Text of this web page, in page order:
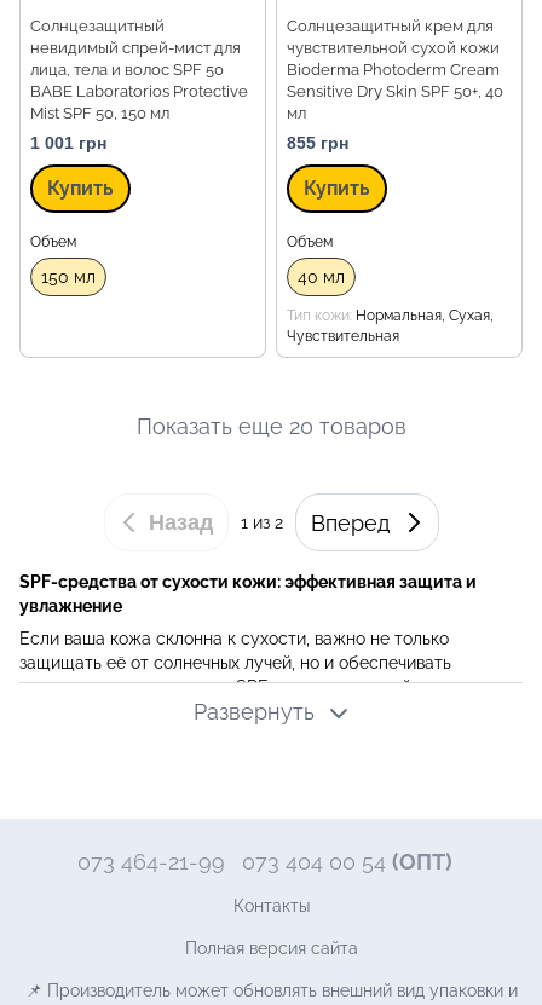
Солнцезащитный
невидимый спрей-мист для
лица, тела и волос SPF 50
BABE Laboratorios Protective
Mist SPF 50, 150 мл
1 001 грн
Купить
Объем
150 мл
Солнцезащитный крем для
чувствительной сухой кожи
Bioderma Photoderm Cream
Sensitive Dry Skin SPF 50+, 40
мл
855 грн
Купить
Объем
40 мл
Тип кожи Нормальная, Сухая,
Чувствительная
Показать еще 20 товаров
Назад 1 из 2 Вперед
SPF-средства от сухости кожи: эффективная защита и
увлажнение
Если ваша кожа склонна к сухости, важно не только
защищать её от солнечных лучей, но и обеспечивать
интенсивное увлажнение. SPF-кремы для сухой кожи
сочетают в себе надежную защиту от UV-излучения и
раздражение, снижая уровень естественного увлажнения
питательными компонентами помогает предотвратить
кожу мягкой и гладкой.
Какие компоненты в составе SPF-средств
Развернуть
073 464-21-99 073 404 00 54 (ОПТ)
Контакты
Полная версия сайта
📌 Производитель может обновлять внешний вид упаковки и